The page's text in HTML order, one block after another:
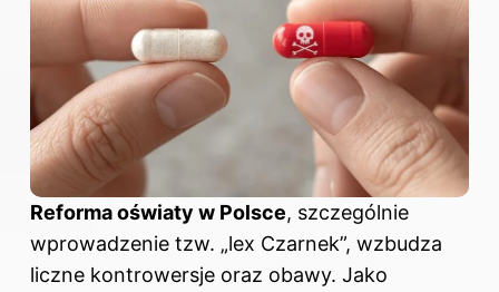
Reforma oświaty w Polsce, szczególnie
wprowadzenie tzw. „lex Czarnek”, wzbudza
liczne kontrowersje oraz obawy. Jako